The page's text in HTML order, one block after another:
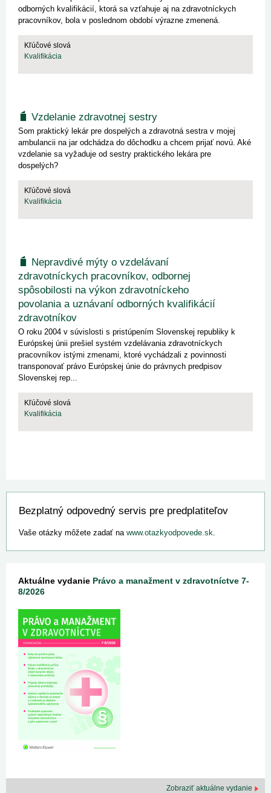
odborných kvalifikácií, ktorá sa vzťahuje aj na zdravotníckych
pracovníkov, bola v poslednom období výrazne zmenená.
Kľúčové slová
Kvalifikácia
Vzdelanie zdravotnej sestry
Som praktický lekár pre dospelých a zdravotná sestra v mojej
ambulancii na jar odchádza do dôchodku a chcem prijať novú. Aké
vzdelanie sa vyžaduje od sestry praktického lekára pre
dospelých?
Kľúčové slová
Kvalifikácia
Nepravdivé mýty o vzdelávaní
zdravotníckych pracovníkov, odbornej
spôsobilosti na výkon zdravotníckeho
povolania a uznávaní odborných kvalifikácií
zdravotníkov
O roku 2004 v súvislosti s pristúpením Slovenskej republiky k
Európskej únii prešiel systém vzdelávania zdravotníckych
pracovníkov istými zmenami, ktoré vychádzali z povinnosti
transponovať právo Európskej únie do právnych predpisov
Slovenskej rep...
Kľúčové slová
Kvalifikácia
Bezplatný odpovedný servis pre predplatiteľov
Vaše otázky môžete zadať na www.otazkyodpovede.sk.
Aktuálne vydanie Právo a manažment v zdravotníctve 7-
8/2026
Zobraziť aktuálne vydanie